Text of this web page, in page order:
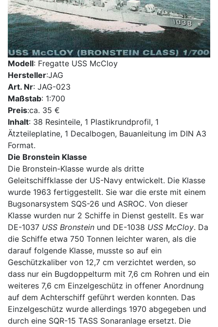
Modell: Fregatte USS McCloy
Hersteller:JAG
Art. Nr: JAG-023
Maßstab: 1:700
Preis:ca. 35 €
Inhalt: 38 Resinteile, 1 Plastikrundprofil, 1
Ätzteileplatine, 1 Decalbogen, Bauanleitung im DIN A3
Format.
Die Bronstein Klasse
Die Bronstein-Klasse wurde als dritte
Geleitschiffklasse der US-Navy entwickelt. Die Klasse
wurde 1963 fertiggestellt. Sie war die erste mit einem
Bugsonarsystem SQS-26 und ASROC. Von dieser
Klasse wurden nur 2 Schiffe in Dienst gestellt. Es war
DE-1037 USS Bronstein und DE-1038 USS McCloy. Da
die Schiffe etwa 750 Tonnen leichter waren, als die
darauf folgende Klasse, musste so auf ein
Geschützkaliber von 12,7 cm verzichtet werden, so
dass nur ein Bugdoppelturm mit 7,6 cm Rohren und ein
weiteres 7,6 cm Einzelgeschütz in offener Anordnung
auf dem Achterschiff geführt werden konnten. Das
Einzelgeschütz wurde allerdings 1970 abgegeben und
durch eine SQR-15 TASS Sonaranlage ersetzt. Die